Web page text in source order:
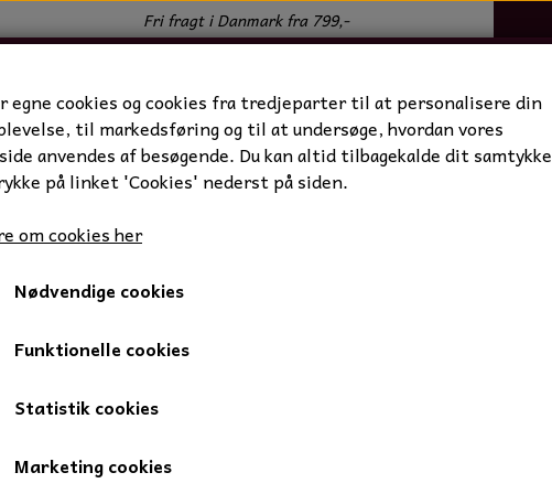
Fri fragt i Danmark fra 799,-
fad
Ovalt fad
149,00 kr.
119,20 kr.
egne cookies og cookies fra tredjeparter til at personalisere din
til markedsføring og til at undersøge, hvordan vores
anvendes af besøgende. Du kan altid tilbagekalde dit samtykke
på linket 'Cookies' nederst på siden.
om cookies her
Nødvendige cookies
Funktionelle cookies
Statistik cookies
Marketing cookies